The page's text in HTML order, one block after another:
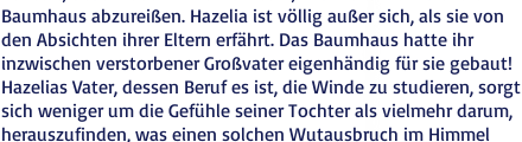
Baumhaus abzureißen. Hazelia ist völlig außer sich, als sie von
den Absichten ihrer Eltern erfährt. Das Baumhaus hatte ihr
inzwischen verstorbener Großvater eigenhändig für sie gebaut!
Hazelias Vater, dessen Beruf es ist, die Winde zu studieren, sorgt
sich weniger um die Gefühle seiner Tochter als vielmehr darum,
herauszufinden, was einen solchen Wutausbruch im Himmel